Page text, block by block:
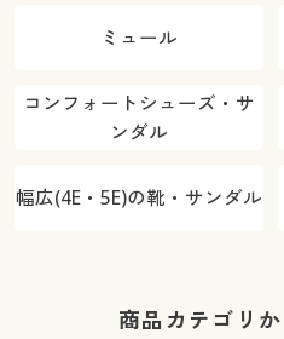
ミュール
コンフォートシューズ・サ
ンダル
幅広(4E・5E)の靴・サンダル
商品カテゴリ